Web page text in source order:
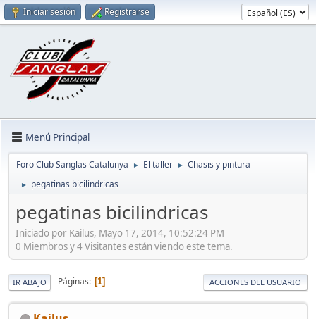
Iniciar sesión Registrarse
Menú Principal
Foro Club Sanglas Catalunya ► El taller ► Chasis y pintura
► pegatinas bicilindricas
pegatinas bicilindricas
Iniciado por Kailus, Mayo 17, 2014, 10:52:24 PM
0 Miembros y 4 Visitantes están viendo este tema.
IR ABAJO Páginas 1 ACCIONES DEL USUARIO